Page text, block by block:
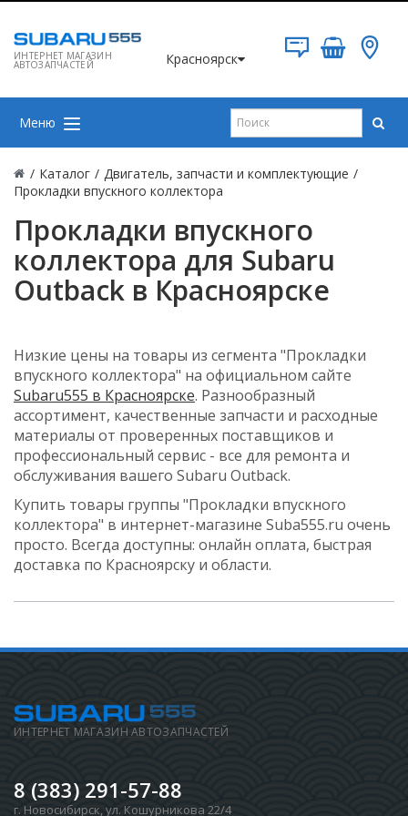
ИНТЕРНЕТ МАГАЗИН
АВТОЗАПЧАСТЕЙ Красноярск
Меню
/ Каталог / Двигатель, запчасти и комплектующие /
Прокладки впускного коллектора
Прокладки впускного
коллектора для Subaru
Outback в Красноярске
Низкие цены на товары из сегмента "Прокладки
впускного коллектора" на официальном сайте
Subaru555 в Красноярске. Разнообразный
ассортимент, качественные запчасти и расходные
материалы от проверенных поставщиков и
профессиональный сервис - все для ремонта и
обслуживания вашего Subaru Outback.
Купить товары группы "Прокладки впускного
коллектора" в интернет-магазине Suba555.ru очень
просто. Всегда доступны: онлайн оплата, быстрая
доставка по Красноярску и области.
ИНТЕРНЕТ МАГАЗИН АВТОЗАПЧАСТЕЙ
8 (383) 291-57-88
г. Новосибирск,ул. Кошурникова 22/4